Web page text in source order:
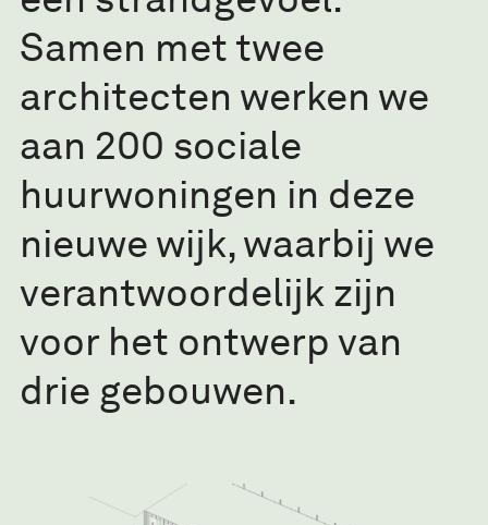
Samen met twee
architecten werken we
aan 200 sociale
huurwoningen in deze
nieuwe wijk, waarbij we
verantwoordelijk zijn
voor het ontwerp van
drie gebouwen.